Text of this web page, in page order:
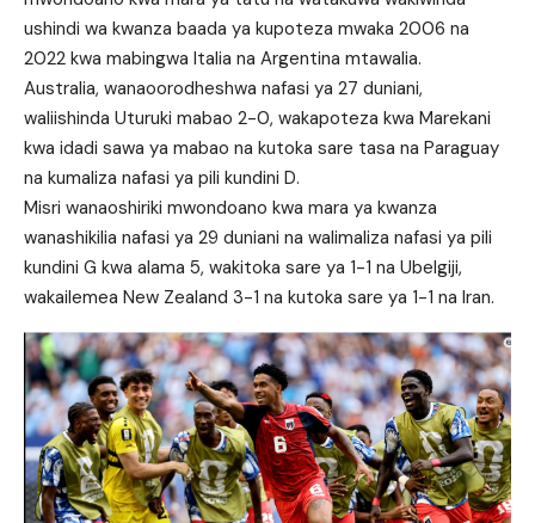
ushindi wa kwanza baada ya kupoteza mwaka 2006 na
2022 kwa mabingwa Italia na Argentina mtawalia.
Australia, wanaoorodheshwa nafasi ya 27 duniani,
waliishinda Uturuki mabao 2-0, wakapoteza kwa Marekani
kwa idadi sawa ya mabao na kutoka sare tasa na Paraguay
na kumaliza nafasi ya pili kundini D.
Misri wanaoshiriki mwondoano kwa mara ya kwanza
wanashikilia nafasi ya 29 duniani na walimaliza nafasi ya pili
kundini G kwa alama 5, wakitoka sare ya 1-1 na Ubelgiji,
wakailemea New Zealand 3-1 na kutoka sare ya 1-1 na Iran.